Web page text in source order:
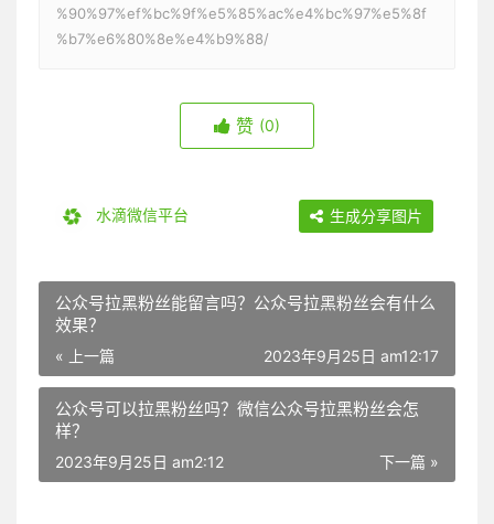
%90%97%ef%bc%9f%e5%85%ac%e4%bc%97%e5%8f
%b7%e6%80%8e%e4%b9%88/
赞 (0)
水滴微信平台 生成分享图片
公众号拉黑粉丝能留言吗？公众号拉黑粉丝会有什么
效果？
« 上一篇 2023年9月25日 am12:17
公众号可以拉黑粉丝吗？微信公众号拉黑粉丝会怎
样？
下一篇 »
2023年9月25日 am2:12